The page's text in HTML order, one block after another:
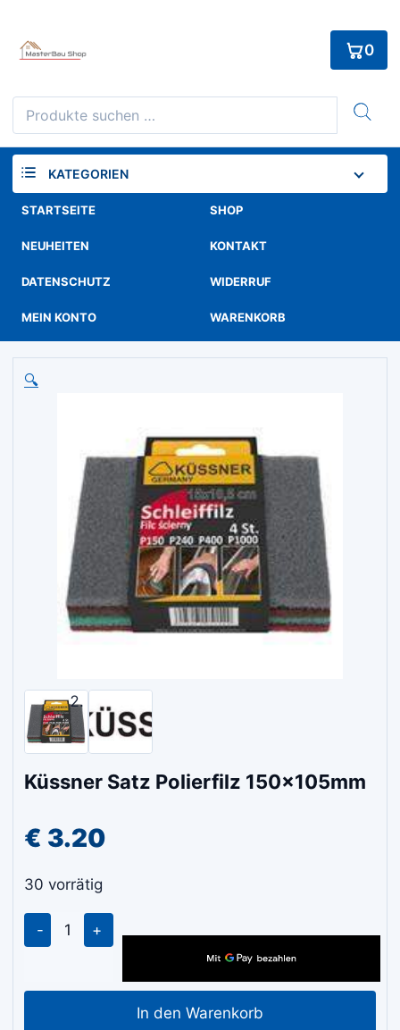
content
Suchen
nach:
0
KATEGORIEN
STARTSEITE SHOP
NEUHEITEN KONTAKT
DATENSCHUTZ WIDERRUF
MEIN KONTO WARENKORB
🔍
Küssner Satz Polierfilz 150x105mm
€ 3.20
30 vorrätig
Küssner
Satz
150x105mm
In den Warenkorb